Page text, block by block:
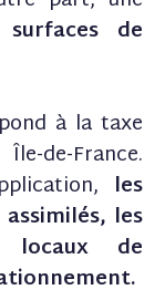
de
à la taxe
de-France.
les
les
locaux de